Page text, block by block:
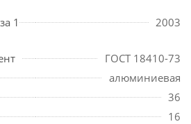
1
2003
ГОСТ 18410-73
алюминиевая
36
16